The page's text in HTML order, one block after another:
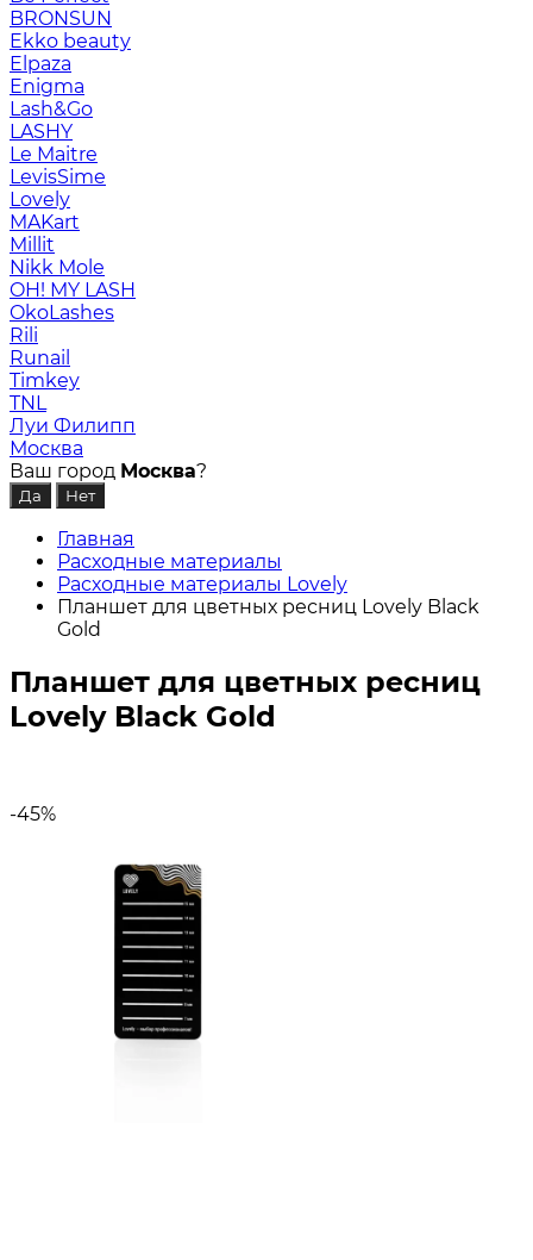
BRONSUN
Ekko beauty
Elpaza
Enigma
Lash&Go
LASHY
Le Maitre
LevisSime
Lovely
MAKart
Millit
Nikk Mole
OH! MY LASH
OkoLashes
Rili
Runail
Timkey
TNL
Луи Филипп
Москва
Ваш город Москва?
Главная
Расходные материалы
Расходные материалы Lovely
Планшет для цветных ресниц Lovely Black
Gold
Планшет для цветных ресниц
Lovely Black Gold
-45%